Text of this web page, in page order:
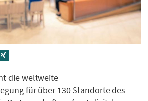
die weltweite
für über 130 Standorte des